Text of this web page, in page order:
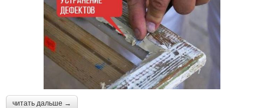
читать дальше →